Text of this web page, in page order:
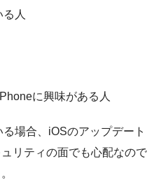
人
に興味がある人
場合、iOSのアップデート
リティの面でも心配なので